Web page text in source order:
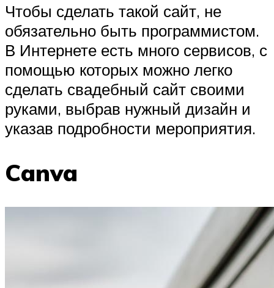
Чтобы сделать такой сайт, не
обязательно быть программистом.
В Интернете есть много сервисов, с
помощью которых можно легко
сделать свадебный сайт своими
руками, выбрав нужный дизайн и
указав подробности мероприятия.
Canva